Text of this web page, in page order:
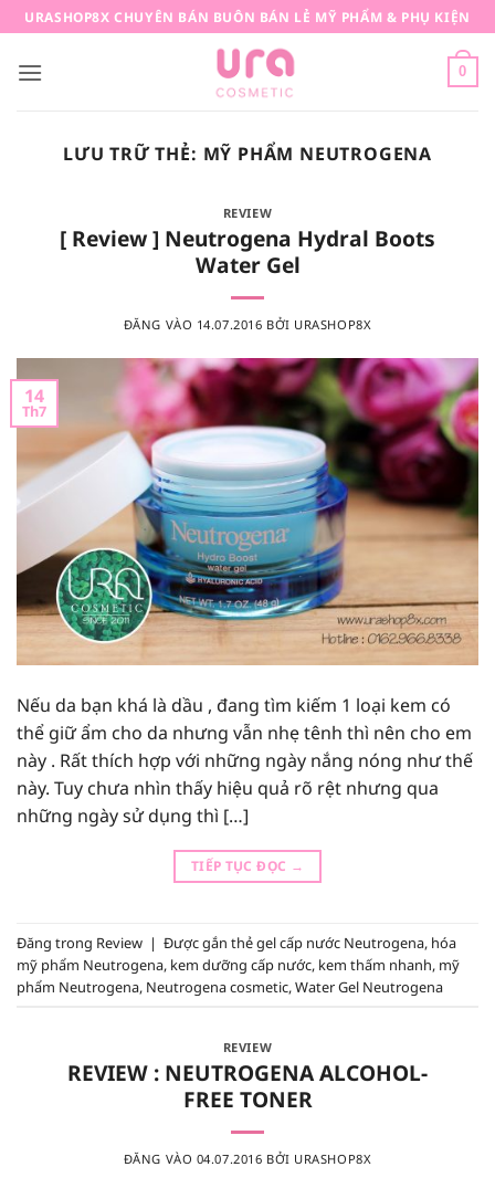
qua
nội
URASHOP8X CHUYÊN BÁN BUÔN BÁN LẺ MỸ PHẨM & PHỤ KIỆN
0
LƯU TRỮ THẺ: MỸ PHẨM NEUTROGENA
REVIEW
[ Review ] Neutrogena Hydral Boots
Water Gel
ĐĂNG VÀO 14.07.2016 BỞI URASHOP8X
14
Th7
Nếu da bạn khá là dầu , đang tìm kiếm 1 loại kem có
thể giữ ẩm cho da nhưng vẫn nhẹ tênh thì nên cho em
này . Rất thích hợp với những ngày nắng nóng như thế
này. Tuy chưa nhìn thấy hiệu quả rõ rệt nhưng qua
những ngày sử dụng thì […]
TIẾP TỤC ĐỌC →
Đăng trong Review | Được gắn thẻgel cấp nước Neutrogena, hóa
mỹ phẩm Neutrogena, kem dưỡng cấp nước, kem thấm nhanh, mỹ
phẩm Neutrogena, Neutrogena cosmetic,Water Gel Neutrogena
REVIEW
REVIEW : NEUTROGENA ALCOHOL-
FREE TONER
ĐĂNG VÀO 04.07.2016 BỞI URASHOP8X